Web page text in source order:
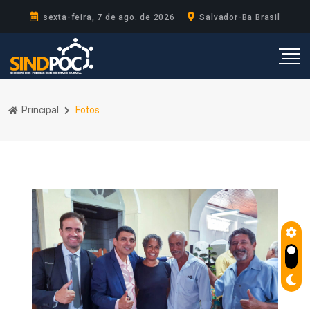
sexta-feira, 7 de ago. de 2026 Salvador-Ba Brasil
Principal Fotos